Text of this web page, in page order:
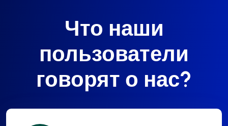
Что наши
пользователи
говорят о нас?